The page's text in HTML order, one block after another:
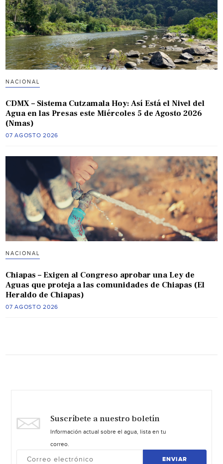
NACIONAL
CDMX – Sistema Cutzamala Hoy: Así Está el Nivel del
Agua en las Presas este Miércoles 5 de Agosto 2026
(Nmas)
07 AGOSTO 2026
NACIONAL
Chiapas – Exigen al Congreso aprobar una Ley de
Aguas que proteja a las comunidades de Chiapas (El
Heraldo de Chiapas)
07 AGOSTO 2026
Suscríbete a nuestro boletín
Información actual sobre el agua, lista en tu
correo.
ENVIAR